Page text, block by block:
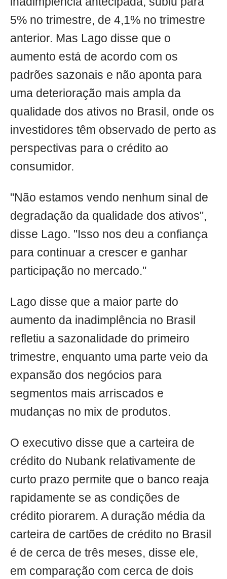
5% no trimestre, de 4,1% no trimestre
anterior. Mas Lago disse que o
aumento está de acordo com os
padrões sazonais e não aponta para
uma deterioração mais ampla da
qualidade dos ativos no Brasil, onde os
investidores têm observado de perto as
perspectivas para o crédito ao
consumidor.
"Não estamos vendo nenhum sinal de
degradação da qualidade dos ativos",
disse Lago. "Isso nos deu a confiança
para continuar a crescer e ganhar
participação no mercado."
Lago disse que a maior parte do
aumento da inadimplência no Brasil
refletiu a sazonalidade do primeiro
trimestre, enquanto uma parte veio da
expansão dos negócios para
segmentos mais arriscados e
mudanças no mix de produtos.
O executivo disse que a carteira de
crédito do Nubank relativamente de
curto prazo permite que o banco reaja
rapidamente se as condições de
crédito piorarem. A duração média da
carteira de cartões de crédito no Brasil
é de cerca de três meses, disse ele,
em comparação com cerca de dois